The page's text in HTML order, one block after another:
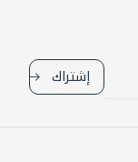
إشتراك